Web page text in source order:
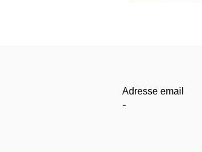
Adresse email
-